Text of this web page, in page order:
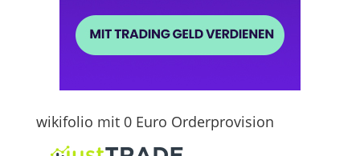
wikifolio mit 0 Euro Orderprovision